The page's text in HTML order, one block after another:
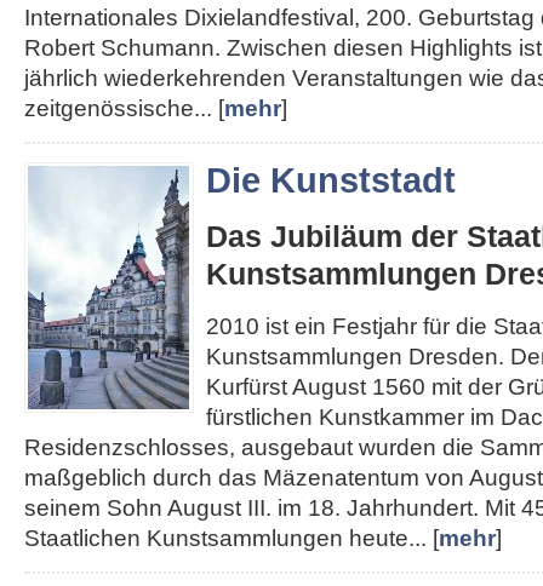
Internationales Dixielandfestival, 200.
Robert Schumann. Zwischen diesen Highlights
jährlich wiederkehrenden Veranstaltungen wie
zeitgenössische... [mehr]
Die Kunststadt
Das Jubiläum der
Kunstsammlungen
2010 ist ein Festjahr für die
Kunstsammlungen Dresden.
Kurfürst August 1560 mit der
fürstlichen Kunstkammer im
Residenzschlosses, ausgebaut wurden die
maßgeblich durch das Mäzenatentum von
seinem Sohn August III. im 18. Jahrhundert. Mit
Staatlichen Kunstsammlungen heute... [mehr]